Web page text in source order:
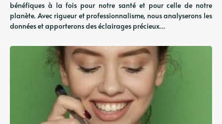
bénéfiques à la fois pour notre santé et pour celle de notre
planète. Avec rigueur et professionnalisme, nous analyserons les
données et apporterons des éclairages précieux…